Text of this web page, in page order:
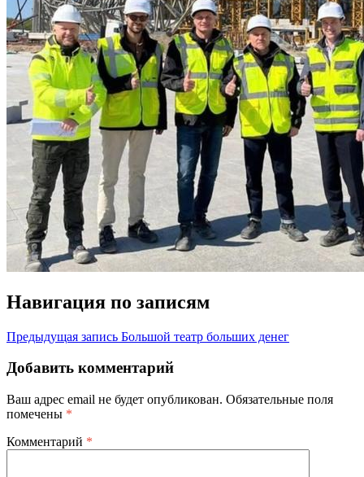
Навигация по записям
Предыдущая запись Большой театр больших денег
Добавить комментарий
Ваш адрес email не будет опубликован. Обязательные поля
помечены *
Комментарий *